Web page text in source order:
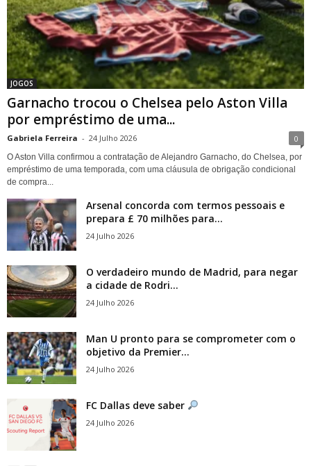
JOGOS
Garnacho trocou o Chelsea pelo Aston Villa
por empréstimo de uma...
Gabriela Ferreira - 24 Julho 2026 0
O Aston Villa confirmou a contratação de Alejandro Garnacho, do Chelsea, por
empréstimo de uma temporada, com uma cláusula de obrigação condicional
de compra...
Arsenal concorda com termos pessoais e
prepara £ 70 milhões para...
24 Julho 2026
O verdadeiro mundo de Madrid, para negar
a cidade de Rodri...
24 Julho 2026
Man U pronto para se comprometer com o
objetivo da Premier...
24 Julho 2026
FC Dallas deve saber
24 Julho 2026